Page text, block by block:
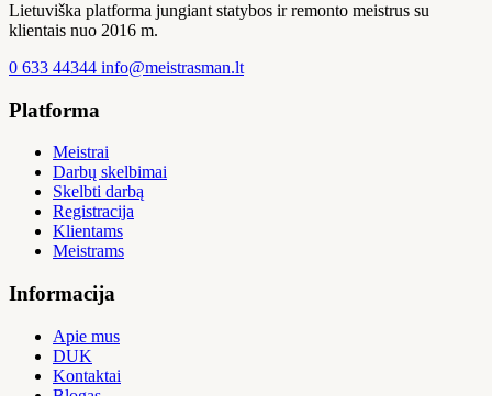
Lietuviška platforma jungiant statybos ir remonto meistrus su
klientais nuo 2016 m.
0 633 44344 info@meistrasman.lt
Platforma
Meistrai
Darbų skelbimai
Skelbti darbą
Registracija
Klientams
Meistrams
Informacija
Apie mus
DUK
Kontaktai